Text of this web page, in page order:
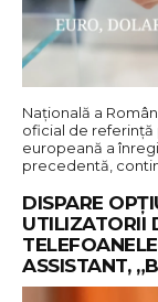
Națională a
oficial de
europeană a
precedentă,
DISPARE
UTILIZATORII
ASSISTANT,